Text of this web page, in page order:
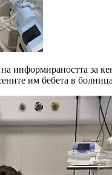
информираността за
им бебета в